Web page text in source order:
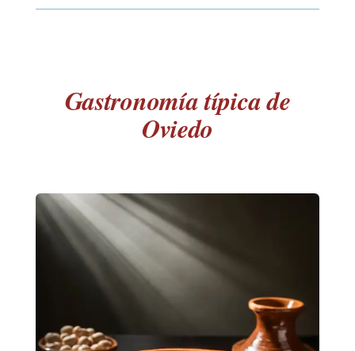
Gastronomía típica de
Oviedo